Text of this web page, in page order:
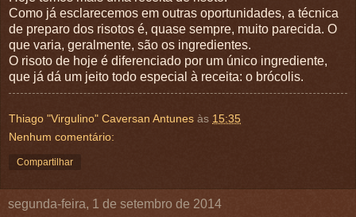
Como já esclarecemos em outras oportunidades, a técnica
de preparo dos risotos é, quase sempre, muito parecida. O
que varia, geralmente, são os ingredientes.
O risoto de hoje é diferenciado por um único ingrediente,
que já dá um jeito todo especial à receita: o brócolis.
Thiago "Virgulino" Caversan Antunes às 15:35
Nenhum comentário:
Compartilhar
segunda-feira, 1 de setembro de 2014